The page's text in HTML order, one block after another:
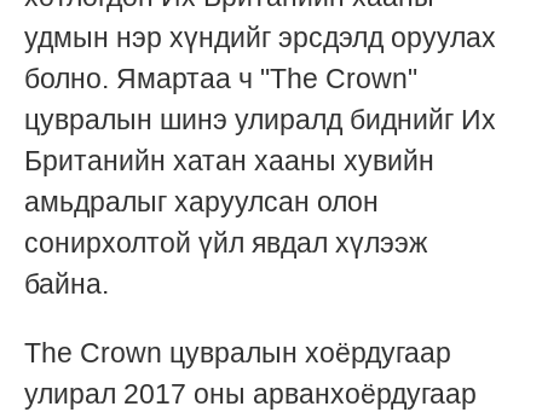
удмын нэр хүндийг эрсдэлд оруулах
болно. Ямартаа ч "The Crown"
цувралын шинэ улиралд биднийг Их
Британийн хатан хааны хувийн
амьдралыг харуулсан олон
сонирхолтой үйл явдал хүлээж
байна.
The Crown цувралын хоёрдугаар
улирал 2017 оны арванхоёрдугаар